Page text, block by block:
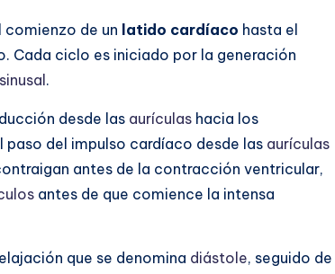
comienzo de un latido cardíaco hasta el
Cada ciclo es iniciado por la generación
.
desde las aurículas hacia los
paso del impulso cardíaco desde las aurículas
antes de la contracción ventricular,
antes de que comience la intensa
que se denomina diástole, seguido de